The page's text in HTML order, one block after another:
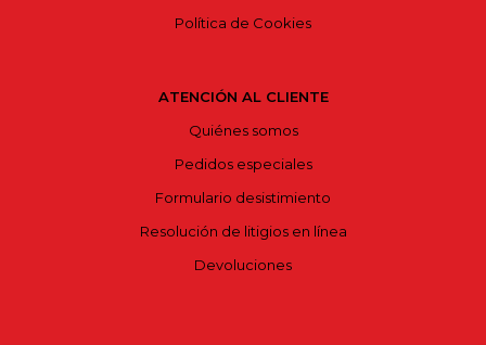
Política de Cookies
ATENCIÓN AL CLIENTE
Quiénes somos
Pedidos especiales
Formulario desistimiento
Resolución de litigios en línea
Devoluciones